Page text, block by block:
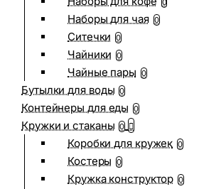
0
Наборы для чая 0
Ситечки 0
Чайники 0
Чайные пары 0
Бутылки для воды 0
Контейнеры для еды 0
Кружки и стаканы 0
Коробки для кружек 0
Костеры 0
Кружка конструктор 0